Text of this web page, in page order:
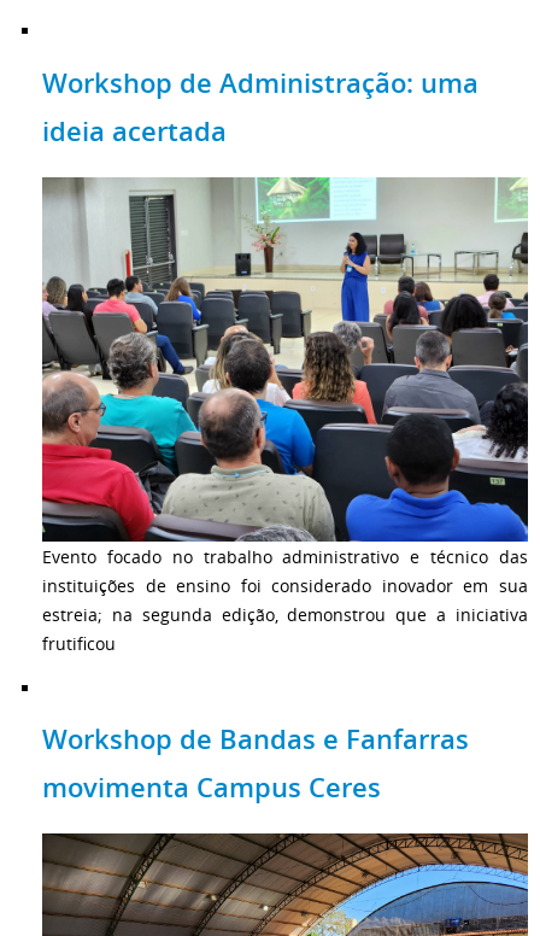
Workshop de Administração: uma
ideia acertada
Evento focado no trabalho administrativo e técnico das
instituições de ensino foi considerado inovador em sua
estreia; na segunda edição, demonstrou que a iniciativa
frutificou
Workshop de Bandas e Fanfarras
movimenta Campus Ceres